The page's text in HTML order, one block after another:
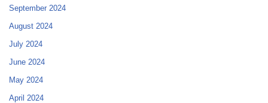
September 2024
August 2024
July 2024
June 2024
May 2024
April 2024